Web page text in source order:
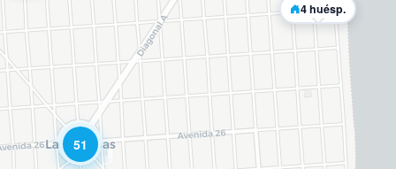
4 huésp.
51